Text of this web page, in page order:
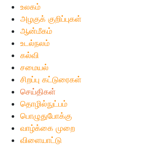
உலகம்
அழகுக் குறிப்புகள்
ஆன்மீகம்
உடல்நலம்
கல்வி
சமையல்
சிறப்பு கட்டுரைகள்
செய்திகள்
தொழில்நுட்பம்
பொழுதுபோக்கு
வாழ்க்கை முறை
விளையாட்டு